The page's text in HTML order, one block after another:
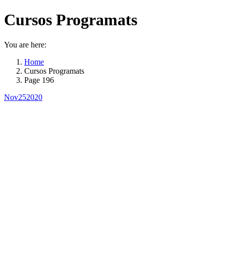
Cursos Programats
You are here:
Home
Cursos Programats
Page 196
Nov252020